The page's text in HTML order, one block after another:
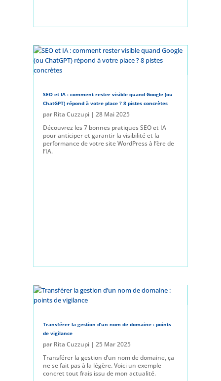
SEO et IA : comment rester visible quand Google (ou
ChatGPT) répond à votre place ? 8 pistes concrètes
par Rita Cuzzupi |28 Mai 2025
Découvrez les 7 bonnes pratiques SEO et IA
pour anticiper et garantir la visibilité et la
performance de votre site WordPress à l’ère de
l’IA.
Transférer la gestion d’un nom de domaine : points
de vigilance
par Rita Cuzzupi |25 Mar 2025
Transférer la gestion d’un nom de domaine, ça
ne se fait pas à la légère. Voici un exemple
concret tout frais issu de mon actualité.